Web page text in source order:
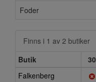
Foder
Finns i 1 av 2 butiker
Butik
30
Falkenberg